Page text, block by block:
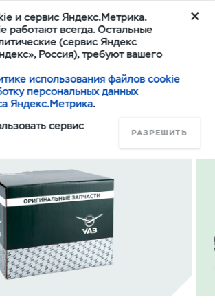
и сервис Яндекс.Метрика.
работают всегда. Остальные
(сервис Яндекс
Россия), требуют вашего
использования файлов cookie
персональных данных
Яндекс.Метрика.
сервис
РАЗРЕШИТЬ